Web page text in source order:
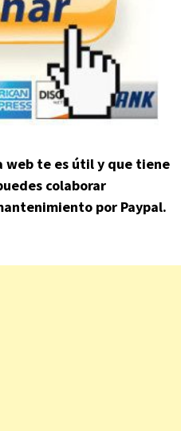
web te es útil y que tiene
colaborar
por Paypal.